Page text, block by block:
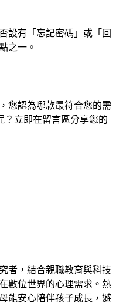
設有「忘記密碼」或「回
之一。
您認為哪款最符合您的需
？立即在留言區分享您的
者，結合親職教育與科技
數位世界的心理需求。熱
能安心陪伴孩子成長，避